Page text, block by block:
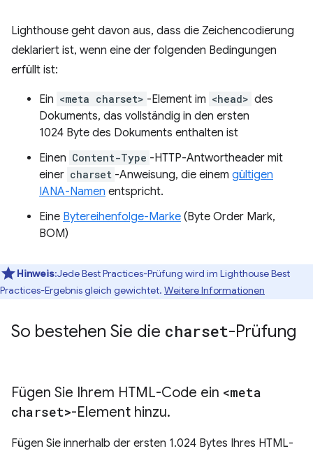
Lighthouse geht davon aus, dass die Zeichencodierung
deklariert ist, wenn eine der folgenden Bedingungen
erfüllt ist:
Ein <meta charset> -Element im <head> des
Dokuments, das vollständig in den ersten
1024 Byte des Dokuments enthalten ist
Einen Content-Type -HTTP-Antwortheader mit
einer charset -Anweisung, die einem gültigen
IANA-Namen entspricht.
Eine Bytereihenfolge-Marke (Byte Order Mark,
BOM)
Hinweis:Jede Best Practices-Prüfung wird im Lighthouse Best
Practices-Ergebnis gleich gewichtet. Weitere Informationen
So bestehen Sie die charset-Prüfung
Fügen Sie Ihrem HTML-Code ein <meta
charset>-Element hinzu.
Fügen Sie innerhalb der ersten 1.024 Bytes Ihres HTML-